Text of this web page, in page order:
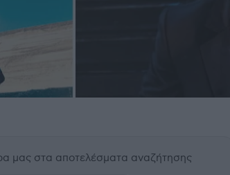
μας στα αποτελέσματα αναζήτησης